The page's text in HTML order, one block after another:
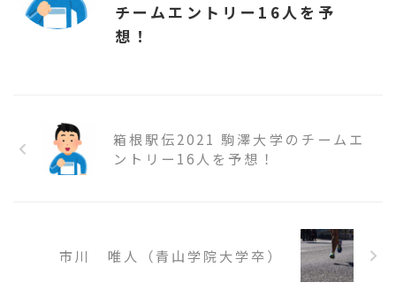
チームエントリー16人を予
想！
箱根駅伝2021 駒澤大学のチームエ
ントリー16人を予想！
市川 唯人（青山学院大学卒）